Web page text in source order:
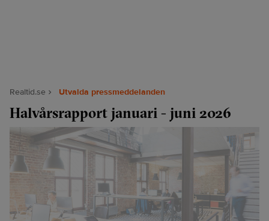
Realtid.se Utvalda pressmeddelanden
Halvårsrapport januari - juni 2026